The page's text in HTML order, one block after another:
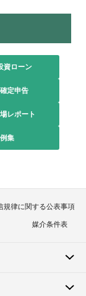
資ローン
定申告
レポート
集
規律に関する公表事項
媒介条件表